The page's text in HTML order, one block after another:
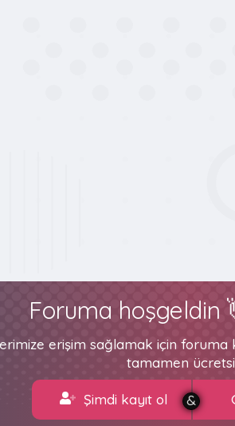
Foruma hoşgeldin
erişim sağlamak için foruma
tamamen
Şimdi kayıt ol